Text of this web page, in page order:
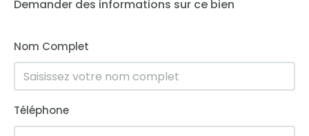
Sam
15
Demander des informations sur ce bien
Nom Complet
Téléphone